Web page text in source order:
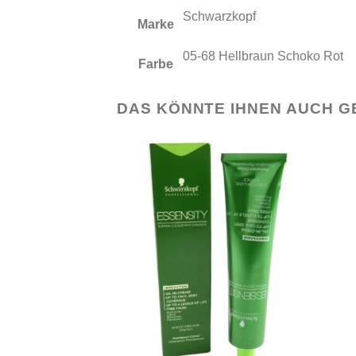
Marke
Schwarzkopf
Farbe
05-68 Hellbraun Schoko Rot
DAS KÖNNTE IHNEN AUCH